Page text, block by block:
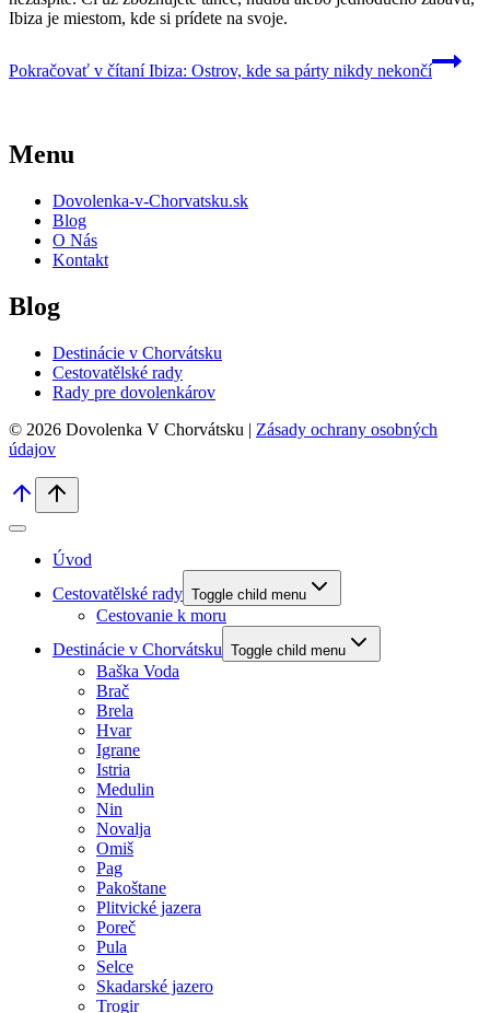
Ibiza je miestom, kde si prídete na svoje.
Pokračovať v čítaníIbiza: Ostrov, kde sa párty nikdy nekončí
Menu
Dovolenka-v-Chorvatsku.sk
Blog
O Nás
Kontakt
Blog
Destinácie v Chorvátsku
Cestovatělské rady
Rady pre dovolenkárov
© 2026 Dovolenka V Chorvátsku | Zásady ochrany osobných
údajov
Úvod
Cestovatělské rady Toggle child menu
Cestovanie k moru
Destinácie v Chorvátsku Toggle child menu
Baška Voda
Brač
Brela
Hvar
Igrane
Istria
Medulin
Nin
Novalja
Omiš
Pag
Pakoštane
Plitvické jazera
Poreč
Pula
Selce
Skadarské jazero
Trogir